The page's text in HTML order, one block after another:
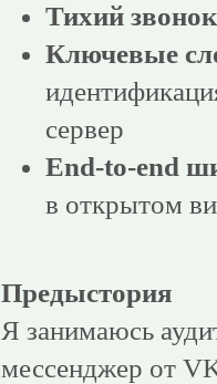
Тихий звонок
Ключевые
сервер
End-to-end
в открытом
Предыстория
Я занимаюсь
мессенджер от